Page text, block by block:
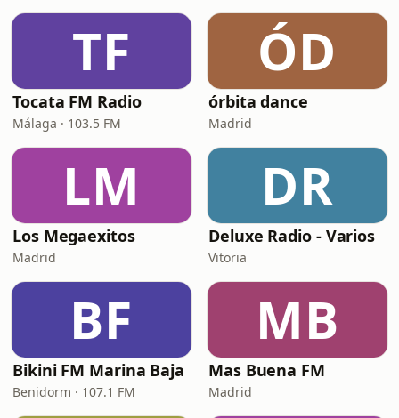
TF
Tocata FM Radio
Málaga · 103.5 FM
ÓD
órbita dance
Madrid
LM
Los Megaexitos
Madrid
DR
Deluxe Radio - Varios
Vitoria
BF
Bikini FM Marina Baja
Benidorm · 107.1 FM
MB
Mas Buena FM
Madrid